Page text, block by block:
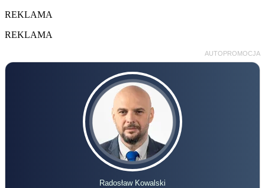
REKLAMA
REKLAMA
AUTOPROMOCJA
Radosław Kowalski